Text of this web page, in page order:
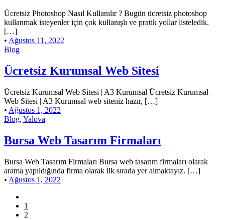
Ücretsiz Photoshop Nasıl Kullanılır ? Bugün ücretsiz photoshop
kullanmak isteyenler için çok kullanışlı ve pratik yollar listeledik.
[…]
• Ağustos 11, 2022
Blog
Ücretsiz Kurumsal Web Sitesi
Ücretsiz Kurumsal Web Sitesi | A3 Kurumsal Ücretsiz Kurumsal
Web Sitesi | A3 Kurumsal web siteniz hazır, […]
• Ağustos 1, 2022
Blog, Yalova
Bursa Web Tasarım Firmaları
Bursa Web Tasarım Firmaları Bursa web tasarım firmaları olarak
arama yapıldığında firma olarak ilk sırada yer almaktayız. […]
• Ağustos 1, 2022
1
2